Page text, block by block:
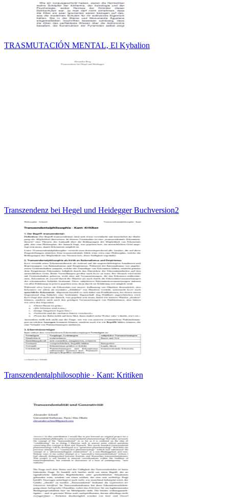
TRASMUTACIÓN MENTAL, El Kybalion
Transzendenz bei Hegel und Heidegger Buchversion2
Transzendentalphilosophie · Kant: Kritiken